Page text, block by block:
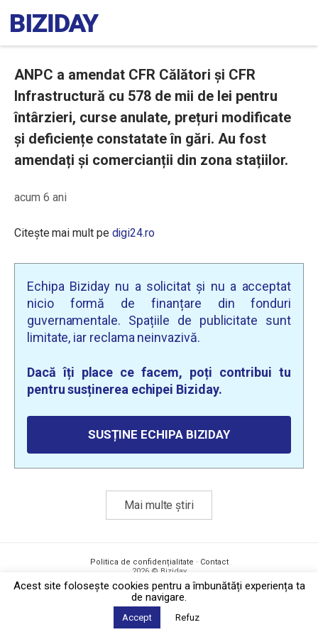
ANPC a amendat CFR Călători și CFR
Infrastructură cu 578 de mii de lei pentru
întârzieri, curse anulate, prețuri modificate
și deficiențe constatate în gări. Au fost
amendați și comercianții din zona stațiilor.
acum 6 ani
Citește mai mult pe digi24.ro
Echipa Biziday nu a solicitat și nu a acceptat
nicio formă de finanțare din fonduri
guvernamentale. Spațiile de publicitate sunt
limitate, iar reclama neinvazivă.
Dacă îți place ce facem, poți contribui tu
pentru susținerea echipei Biziday.
SUSȚINE ECHIPA BIZIDAY
Mai multe știri
Politica de confidențialitate · Contact
2026 © Biziday
Acest site foloseşte cookies pentru a îmbunătăți experiența ta
de navigare.
Accept Refuz